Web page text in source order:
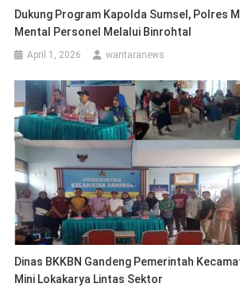
Dukung Program Kapolda Sumsel, Polres
Mental Personel Melalui Binrohtal
April 1, 2026 wantaranews
Dinas BKKBN Gandeng Pemerintah
Mini Lokakarya Lintas Sektor